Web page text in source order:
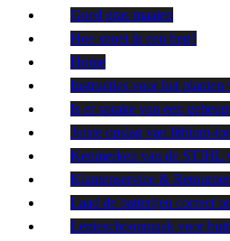
Goed gras maaien
Hoe snoei ik een heg?
Home
Instructies voor het planten
Is er sprake van een
Juiste opslag van lithium-
Kenmerken van de STIHL
Klantenservice &
Laad de batterijen correct
Lenteschoonmaak voor